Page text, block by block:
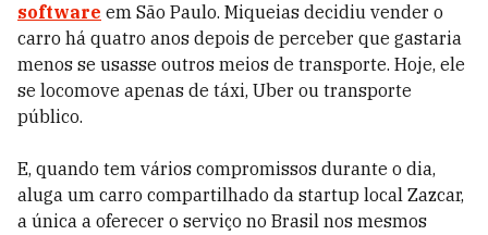
software em São Paulo. Miqueias decidiu vender o
carro há quatro anos depois de per­ceber que gastaria
menos se usasse outros meios de transporte. Hoje, ele
se locomove apenas de táxi, Uber ou transporte
público.
E, quando tem vários compromissos durante o dia,
aluga um carro compartilhado da startup local Zazcar,
a única a oferecer o serviço no Brasil nos mesmos